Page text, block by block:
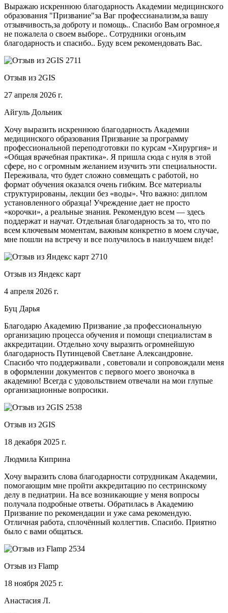
Выражаю искреннюю благодарность Академии медицинского
образования "Призвание"за Ваг профессианализм,за вашу
отзывчивость,за доброту и помощь.. Спасибо Вам огромное,я
не пожалела о своем выборе.. Сотрудники огонь,им
благодарность и спасибо.. Буду всем рекомендовать Вас.
Отзыв из 2GIS
27 апреля 2026 г.
Айгуль Дольник
Хочу выразить искреннюю благодарность Академии
медицинского образования Призвание за программу
профессиональной переподготовки по курсам «Хирургия» и
«Общая врачебная практика». Я пришла сюда с нуля в этой
сфере, но с огромным желанием изучить эти специальности.
Переживала, что будет сложно совмещать с работой, но
формат обучения оказался очень гибким. Все материалы
структурированы, лекции без «воды». Что важно: диплом
установленного образца! Учреждение дает не просто
«корочки», а реальные знания. Рекомендую всем — здесь
поддержат и научат. Отдельная благодарность за то, что по
всем ключевым моментам, важным конкретно в моем случае,
мне пошли на встречу и все получилось в наилучшем виде!
Отзыв из Яндекс карт
4 апреля 2026 г.
Буц Дарья
Благодарю Академию Призвание ,за профессиональную
организацию процесса обучения и помощи специалистам в
аккредитации. Отдельно хочу выразить огромнейшую
благодарность Путинцевой Светлане Александровне.
Спасибо что поддерживали , советовали и сопровождали меня
в оформлении документов с первого моего звоночка в
академию! Всегда с удовольствием отвечали на мои глупые
организационные вопросики.
Отзыв из 2GIS
18 декабря 2025 г.
Людмила Киприна
Хочу выразить слова благодарности сотрудникам Академии,
помогающим мне пройти аккредитацию по сестринскому
делу в педиатрии. На все возникающие у меня вопросы
получала подробные ответы. Обратилась в Академию
Призвание по рекомендации и уже сама рекомендую.
Отличная работа, сплочённый коллегтив. Спасибо. Приятно
было с вами общаться.
Отзыв из Flamp
18 ноября 2025 г.
Анастасия Л.